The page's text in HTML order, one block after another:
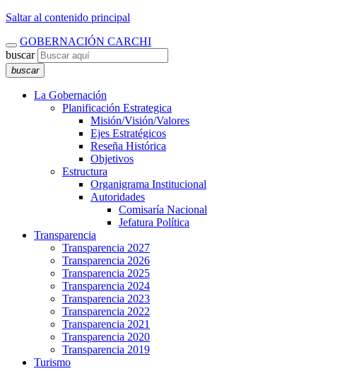
Saltar al contenido principal
GOBERNACIÓN CARCHI
buscar
buscar
La Gobernación
Planificación Estrategica
Misión/Visión/Valores
Ejes Estratégicos
Reseña Histórica
Objetivos
Estructura
Organigrama Institucional
Autoridades
Comisaría Nacional
Jefatura Política
Transparencia
Transparencia 2027
Transparencia 2026
Transparencia 2025
Transparencia 2024
Transparencia 2023
Transparencia 2022
Transparencia 2021
Transparencia 2020
Transparencia 2019
Turismo